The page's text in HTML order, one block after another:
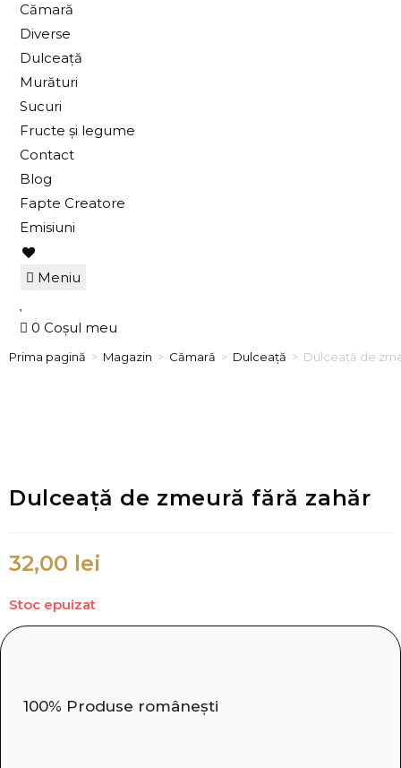
Cămară
Diverse
Dulceață
Murături
Sucuri
Fructe și legume
Contact
Blog
Fapte Creatore
Emisiuni
Meniu
0 Coșul meu
Prima pagină > Magazin > Cămară > Dulceață > Dulceață de
Dulceață de zmeură fără zahăr
32,00 lei
Stoc epuizat
100% Produse românești